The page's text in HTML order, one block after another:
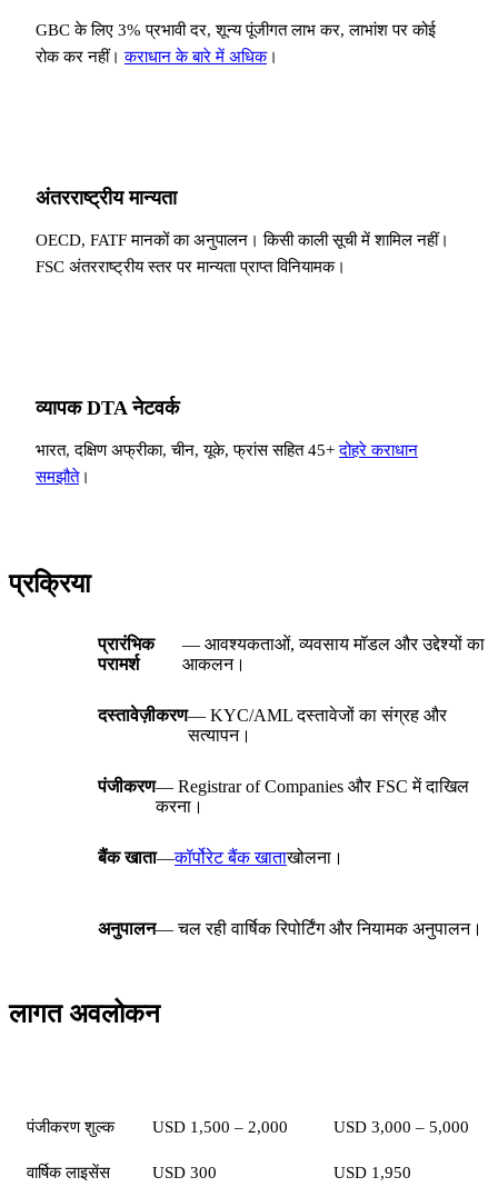
GBC के लिए 3% प्रभावी दर, शून्य पूंजीगत लाभ कर, लाभांश पर कोई
रोक कर नहीं।कराधान के बारे में अधिक।
अंतरराष्ट्रीय मान्यता
OECD, FATF मानकों का अनुपालन। किसी काली सूची में शामिल नहीं।
FSC अंतरराष्ट्रीय स्तर पर मान्यता प्राप्त विनियामक।
व्यापक DTA नेटवर्क
भारत, दक्षिण अफ्रीका, चीन, यूके, फ्रांस सहित 45+दोहरे कराधान
समझौते।
प्रक्रिया
प्रारंभिक
परामर्श
— आवश्यकताओं, व्यवसाय मॉडल और उद्देश्यों का
आकलन।
दस्तावेज़ीकरण— KYC/AML दस्तावेजों का संग्रह और
सत्यापन।
पंजीकरण— Registrar of Companies और FSC में दाखिल
करना।
बैंक खाता—कॉर्पोरेट बैंक खाताखोलना।
अनुपालन— चल रही वार्षिक रिपोर्टिंग और नियामक अनुपालन।
लागत अवलोकन
पंजीकरण शुल्क USD 1,500 – 2,000 USD 3,000 – 5,000
वार्षिक लाइसेंस USD 300 USD 1,950